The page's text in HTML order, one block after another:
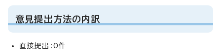
意見提出方法の内訳
直接提出：0件